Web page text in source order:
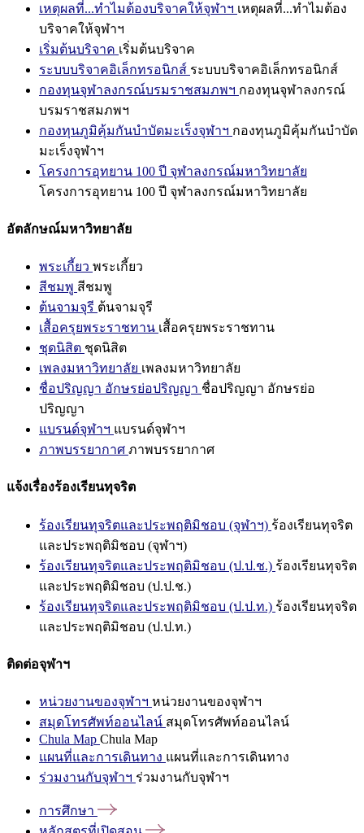
เหตุผลที่...ทำไมต้องบริจาคให้จุฬาฯ เหตุผลที่...ทำไมต้อง
บริจาคให้จุฬาฯ
เริ่มต้นบริจาค เริ่มต้นบริจาค
ระบบบริจาคอิเล็กทรอนิกส์ ระบบบริจาคอิเล็กทรอนิกส์
กองทุนจุฬาลงกรณ์บรมราชสมภพฯ กองทุนจุฬาลงกรณ์
บรมราชสมภพฯ
กองทุนภูมิคุ้มกันบำบัดมะเร็งจุฬาฯ กองทุนภูมิคุ้มกันบำบัด
มะเร็งจุฬาฯ
โครงการอุทยาน 100 ปี จุฬาลงกรณ์มหาวิทยาลัย
โครงการอุทยาน 100 ปี จุฬาลงกรณ์มหาวิทยาลัย
อัตลักษณ์มหาวิทยาลัย
พระเกี้ยว พระเกี้ยว
สีชมพู สีชมพู
ต้นจามจุรี ต้นจามจุรี
เสื้อครุยพระราชทาน เสื้อครุยพระราชทาน
ชุดนิสิต ชุดนิสิต
เพลงมหาวิทยาลัย เพลงมหาวิทยาลัย
ชื่อปริญญา อักษรย่อปริญญา ชื่อปริญญา อักษรย่อ
ปริญญา
แบรนด์จุฬาฯ แบรนด์จุฬาฯ
ภาพบรรยากาศ ภาพบรรยากาศ
แจ้งเรื่องร้องเรียนทุจริต
ร้องเรียนทุจริตและประพฤติมิชอบ (จุฬาฯ) ร้องเรียนทุจริต
และประพฤติมิชอบ (จุฬาฯ)
ร้องเรียนทุจริตและประพฤติมิชอบ (ป.ป.ช.) ร้องเรียนทุจริต
และประพฤติมิชอบ (ป.ป.ช.)
ร้องเรียนทุจริตและประพฤติมิชอบ (ป.ป.ท.) ร้องเรียนทุจริต
และประพฤติมิชอบ (ป.ป.ท.)
ติดต่อจุฬาฯ
หน่วยงานของจุฬาฯ หน่วยงานของจุฬาฯ
สมุดโทรศัพท์ออนไลน์ สมุดโทรศัพท์ออนไลน์
Chula Map Chula Map
แผนที่และการเดินทาง แผนที่และการเดินทาง
ร่วมงานกับจุฬาฯ ร่วมงานกับจุฬาฯ
การศึกษา